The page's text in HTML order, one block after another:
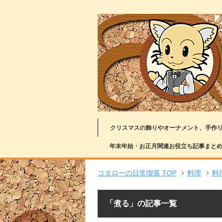
クリスマスの飾りやオーナメント、手作
年末年始・お正月関連お役立ち記事まとめ
コタローの日常喫茶 TOP 料理 料
「煮る」の記事一覧